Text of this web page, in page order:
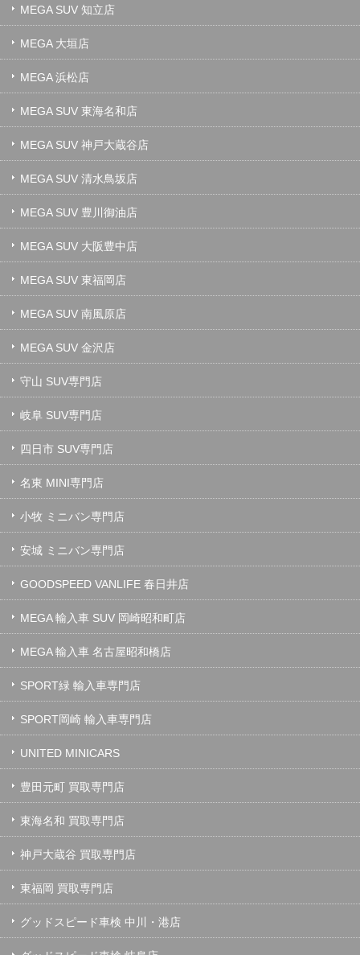
MEGA SUV 知立店
MEGA 大垣店
MEGA 浜松店
MEGA SUV 東海名和店
MEGA SUV 神戸大蔵谷店
MEGA SUV 清水鳥坂店
MEGA SUV 豊川御油店
MEGA SUV 大阪豊中店
MEGA SUV 東福岡店
MEGA SUV 南風原店
MEGA SUV 金沢店
守山 SUV専門店
岐阜 SUV専門店
四日市 SUV専門店
名東 MINI専門店
小牧 ミニバン専門店
安城 ミニバン専門店
GOODSPEED VANLIFE 春日井店
MEGA 輸入車 SUV 岡崎昭和町店
MEGA 輸入車 名古屋昭和橋店
SPORT緑 輸入車専門店
SPORT岡崎 輸入車専門店
UNITED MINICARS
豊田元町 買取専門店
東海名和 買取専門店
神戸大蔵谷 買取専門店
東福岡 買取専門店
グッドスピード車検 中川・港店